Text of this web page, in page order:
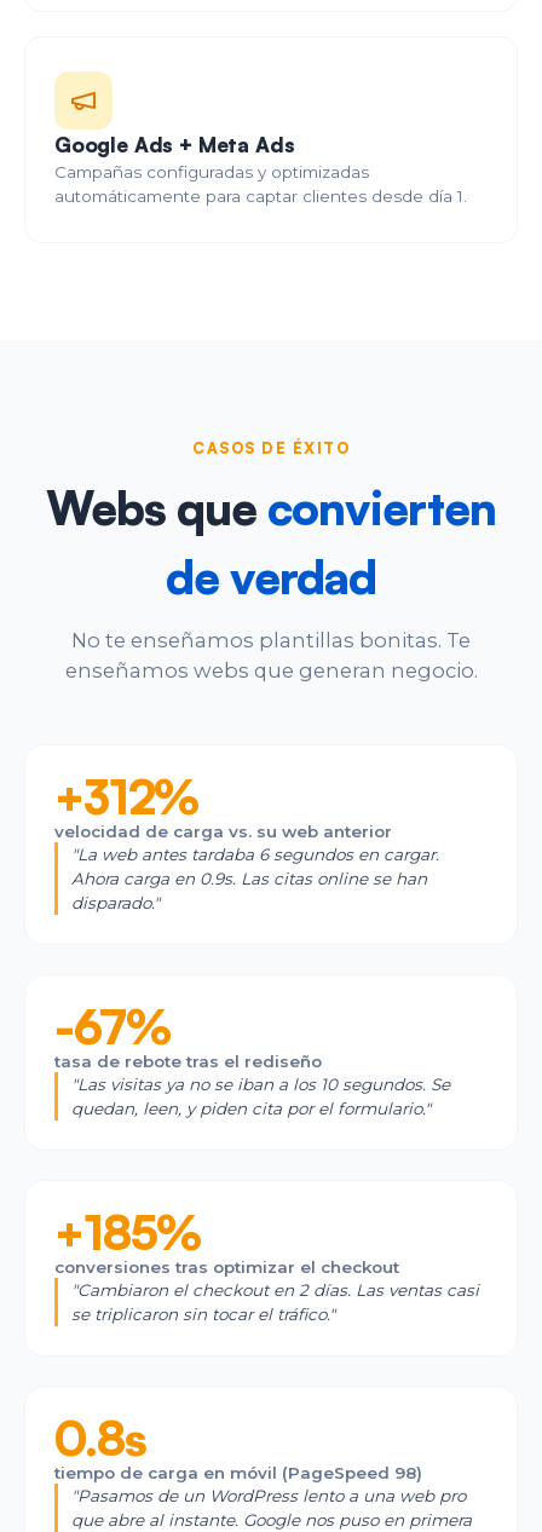
Google Ads + Meta Ads
Campañas configuradas y optimizadas
automáticamente para captar clientes desde día 1.
CASOS DE ÉXITO
Webs que convierten
de verdad
No te enseñamos plantillas bonitas. Te
enseñamos webs que generan negocio.
+312%
velocidad de carga vs. su web anterior
"La web antes tardaba 6 segundos en cargar.
Ahora carga en 0.9s. Las citas online se han
disparado."
Estudio Dental Solera
-67%
tasa de rebote tras el rediseño
"Las visitas ya no se iban a los 10 segundos. Se
quedan, leen, y piden cita por el formulario."
BellaMore Boutique
+185%
conversiones tras optimizar el checkout
"Cambiaron el checkout en 2 días. Las ventas casi
se triplicaron sin tocar el tráfico."
Café del Plaza
0.8s
tiempo de carga en móvil (PageSpeed 98)
"Pasamos de un WordPress lento a una web pro
que abre al instante. Google nos puso en primera